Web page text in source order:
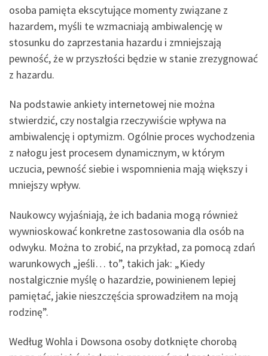
osoba pamięta ekscytujące momenty związane z
hazardem, myśli te wzmacniają ambiwalencję w
stosunku do zaprzestania hazardu i zmniejszają
pewność, że w przyszłości będzie w stanie zrezygnować
z hazardu.
Na podstawie ankiety internetowej nie można
stwierdzić, czy nostalgia rzeczywiście wpływa na
ambiwalencję i optymizm. Ogólnie proces wychodzenia
z nałogu jest procesem dynamicznym, w którym
uczucia, pewność siebie i wspomnienia mają większy i
mniejszy wpływ.
Naukowcy wyjaśniają, że ich badania mogą również
wywnioskować konkretne zastosowania dla osób na
odwyku. Można to zrobić, na przykład, za pomocą zdań
warunkowych „jeśli… to”, takich jak: „Kiedy
nostalgicznie myślę o hazardzie, powinienem lepiej
pamiętać, jakie nieszczęścia sprowadziłem na moją
rodzinę”.
Według Wohla i Dowsona osoby dotknięte chorobą